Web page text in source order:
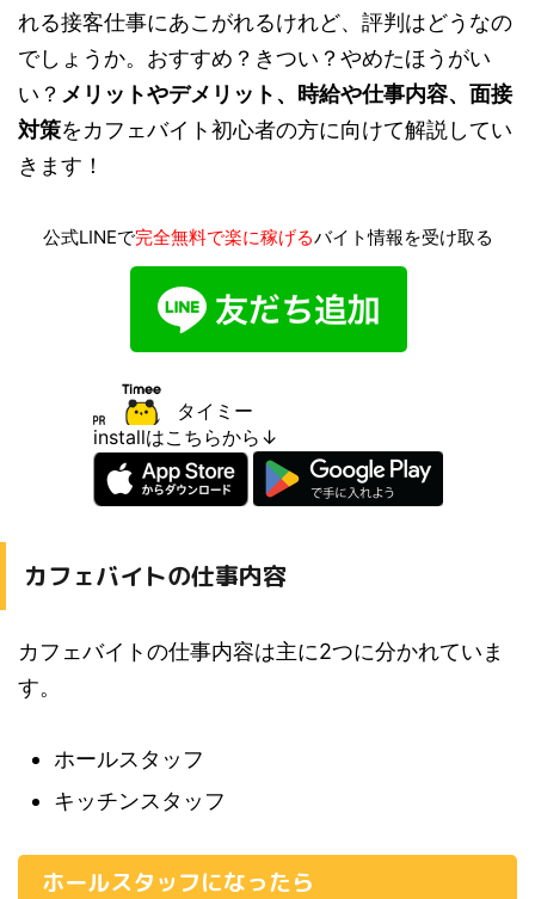
れる接客仕事にあこがれるけれど、評判はどうなの
でしょうか。おすすめ？きつい？やめたほうがい
い？ メリットやデメリット、時給や仕事内容、面接
対策をカフェバイト初心者の方に向けて解説してい
きます！
公式LINEで完全無料で楽に稼げるバイト情報を受け取る
タイミー
installはこちらから↓
カフェバイトの仕事内容
カフェバイトの仕事内容は主に2つに分かれていま
す。
ホールスタッフ
キッチンスタッフ
ホールスタッフになったら